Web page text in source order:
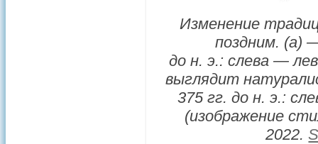
Изменение
поздним. (a)
до н. э.: слева —
выглядит
375 гг. до н. э.:
(изображение
2022.